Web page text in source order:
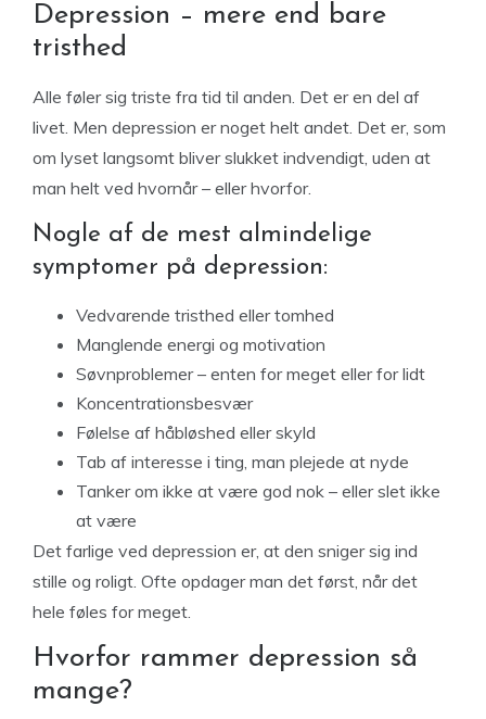
Depression – mere end bare
tristhed
Alle føler sig triste fra tid til anden. Det er en del af
livet. Men depression er noget helt andet. Det er, som
om lyset langsomt bliver slukket indvendigt, uden at
man helt ved hvornår – eller hvorfor.
Nogle af de mest almindelige
symptomer på depression:
Vedvarende tristhed eller tomhed
Manglende energi og motivation
Søvnproblemer – enten for meget eller for lidt
Koncentrationsbesvær
Følelse af håbløshed eller skyld
Tab af interesse i ting, man plejede at nyde
Tanker om ikke at være god nok – eller slet ikke
at være
Det farlige ved depression er, at den sniger sig ind
stille og roligt. Ofte opdager man det først, når det
hele føles for meget.
Hvorfor rammer depression så
mange?